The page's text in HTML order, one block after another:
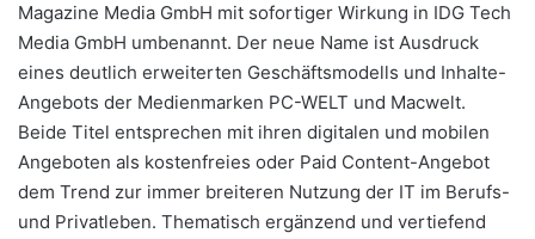
Magazine Media GmbH mit sofortiger Wirkung in IDG Tech
Media GmbH umbenannt. Der neue Name ist Ausdruck
eines deutlich erweiterten Geschäftsmodells und Inhalte-
Angebots der Medienmarken PC-WELT und Macwelt.
Beide Titel entsprechen mit ihren digitalen und mobilen
Angeboten als kostenfreies oder Paid Content-Angebot
dem Trend zur immer breiteren Nutzung der IT im Berufs-
und Privatleben. Thematisch ergänzend und vertiefend